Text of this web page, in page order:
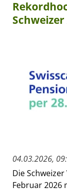
04.03.2026,
Die
Februar 2026